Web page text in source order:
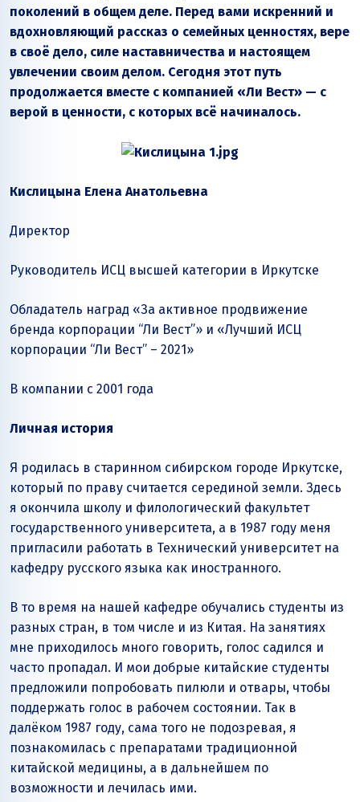
поколений в общем деле. Перед вами искренний и
вдохновляющий рассказ о семейных ценностях, вере
в своё дело, силе наставничества и настоящем
увлечении своим делом. Сегодня этот путь
продолжается вместе с компанией «Ли Вест» — с
верой в ценности, с которых всё начиналось.
Кислицына Елена Анатольевна
Директор
Руководитель ИСЦ высшей категории в Иркутске
Обладатель наград «За активное продвижение
бренда корпорации “Ли Вест”» и «Лучший ИСЦ
корпорации “Ли Вест” – 2021»
В компании с 2001 года
Личная история
Я родилась в старинном сибирском городе Иркутске,
который по праву считается серединой земли. Здесь
я окончила школу и филологический факультет
государственного университета, а в 1987 году меня
пригласили работать в Технический университет на
кафедру русского языка как иностранного.
В то время на нашей кафедре обучались студенты из
разных стран, в том числе и из Китая. На занятиях
мне приходилось много говорить, голос садился и
часто пропадал. И мои добрые китайские студенты
предложили попробовать пилюли и отвары, чтобы
поддержать голос в рабочем состоянии. Так в
далёком 1987 году, сама того не подозревая, я
познакомилась с препаратами традиционной
китайской медицины, а в дальнейшем по
возможности и лечилась ими.